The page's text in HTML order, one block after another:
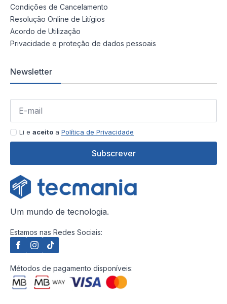
Condições de Cancelamento
Resolução Online de Litígios
Acordo de Utilização
Privacidade e proteção de dados pessoais
Newsletter
Li e aceito a Política de Privacidade
Subscrever
Um mundo de tecnologia.
Estamos nas Redes Sociais:
Métodos de pagamento disponíveis: